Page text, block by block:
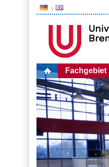
Fachgebiet